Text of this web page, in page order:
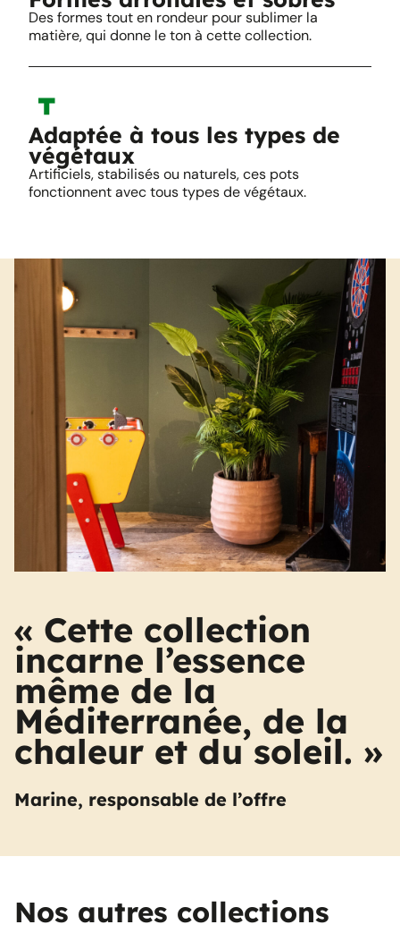
Des formes tout en rondeur pour sublimer la
matière, qui donne le ton à cette collection.
Adaptée à tous les types de
végétaux
Artificiels, stabilisés ou naturels, ces pots
fonctionnent avec tous types de végétaux.
« Cette collection
incarne l’essence
même de la
Méditerranée, de la
chaleur et du soleil. »
Marine, responsable de l’offre
Nos autres collections